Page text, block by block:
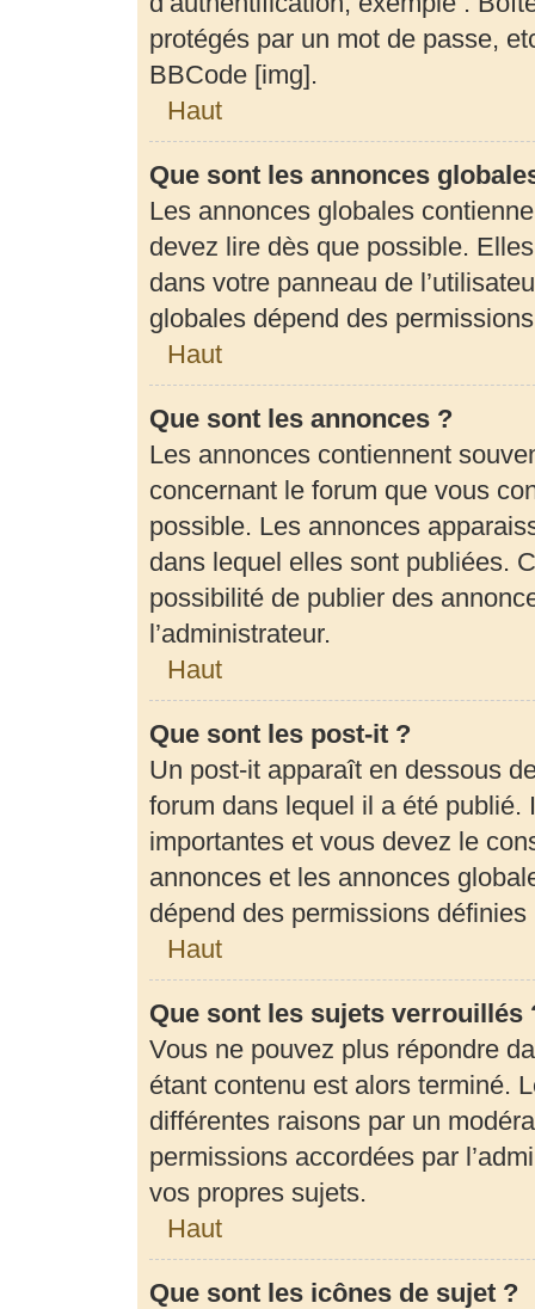
protégés par un mot de passe,
BBCode [img].
Haut
Que sont les annonces
Les annonces globales
devez lire dès que possible.
dans votre panneau de
globales dépend des
Haut
Que sont les annonces ?
Les annonces contiennent
concernant le forum que vous
possible. Les annonces
dans lequel elles sont publiées.
possibilité de publier des
l’administrateur.
Haut
Que sont les post-it ?
Un post-it apparaît en dessous
forum dans lequel il a été
importantes et vous devez le
annonces et les annonces
dépend des permissions définies
Haut
Que sont les sujets verrouillés
Vous ne pouvez plus répondre
étant contenu est alors terminé.
différentes raisons par un
permissions accordées par
vos propres sujets.
Haut
Que sont les icônes de sujet ?